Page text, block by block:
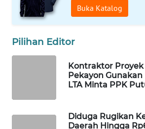
Buka Katalog
Pilihan Editor
Kontraktor
Pekayon Gunakan
LTA Minta PPK
Diduga Rugikan
Daerah Hingga
METRO
MEDAN
NEWS